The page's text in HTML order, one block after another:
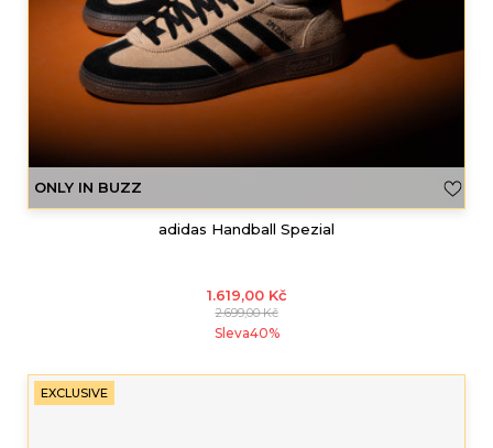
ONLY IN BUZZ
adidas Handball Spezial
1.619,00 Kč
2.699,00Kč
Sleva40%
EXCLUSIVE